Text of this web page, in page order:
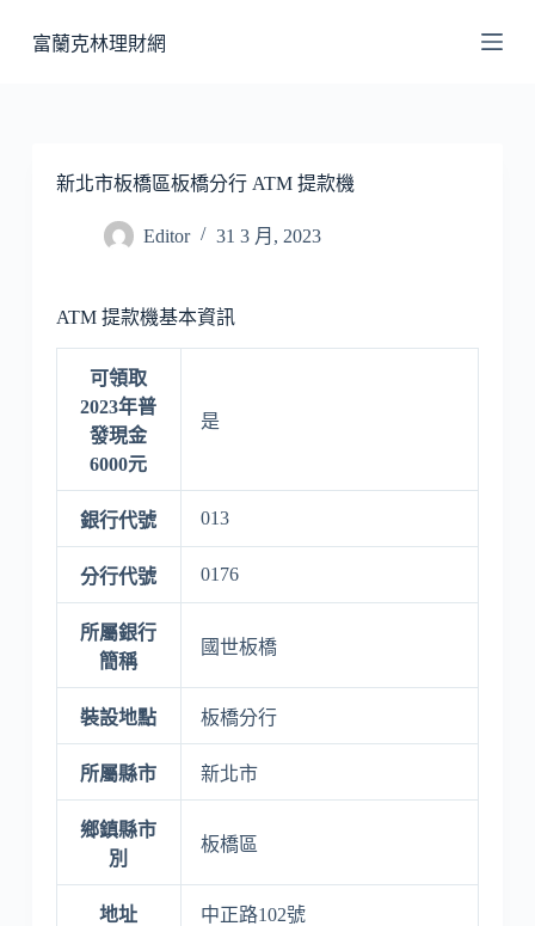
至
富蘭克林理財網
新北市板橋區板橋分行 ATM 提款機
Editor 31 3 月, 2023
ATM 提款機基本資訊
可領取
2023年普
發現金
6000元
是
銀行代號 013
分行代號 0176
所屬銀行
簡稱
國世板橋
裝設地點 板橋分行
所屬縣市 新北市
鄉鎮縣市
別
板橋區
地址 中正路102號